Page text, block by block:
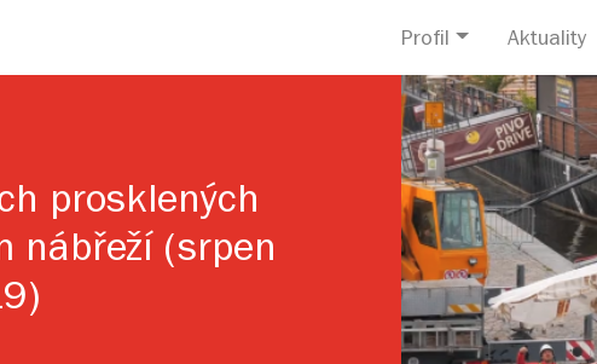
Profil Aktuality
prosklených
nábřeží (srpen